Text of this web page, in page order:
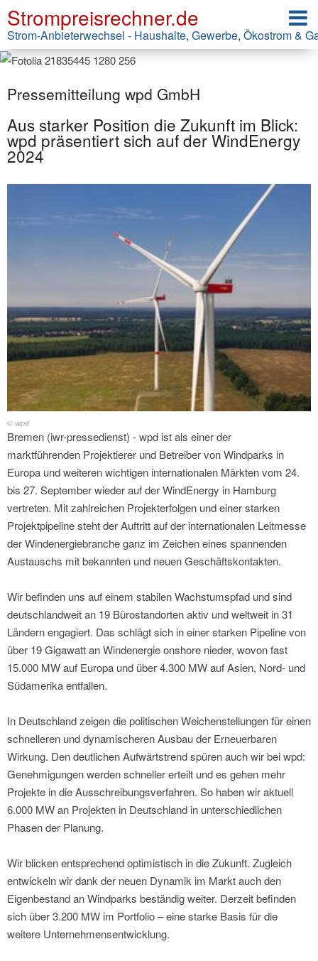
Strompreisrechner.de
Strom-Anbieterwechsel - Haushalte, Gewerbe, Ökostrom &
Pressemitteilung wpd GmbH
Aus starker Position die Zukunft im Blick:
wpd präsentiert sich auf der WindEnergy
2024
© wpd
Bremen (iwr-pressedienst) - wpd ist als einer der
marktführenden Projektierer und Betreiber von Windparks in
Europa und weiteren wichtigen internationalen Märkten vom 24.
bis 27. September wieder auf der WindEnergy in Hamburg
vertreten. Mit zahlreichen Projekterfolgen und einer starken
Projektpipeline steht der Auftritt auf der internationalen Leitmesse
der Windenergiebranche ganz im Zeichen eines spannenden
Austauschs mit bekannten und neuen Geschäftskontakten.
Wir befinden uns auf einem stabilen Wachstumspfad und sind
deutschlandweit an 19 Bürostandorten aktiv und weltweit in 31
Ländern engagiert. Das schlägt sich in einer starken Pipeline von
über 19 Gigawatt an Windenergie onshore nieder, wovon fast
15.000 MW auf Europa und über 4.300 MW auf Asien, Nord- und
Südamerika entfallen.
In Deutschland zeigen die politischen Weichenstellungen für einen
schnelleren und dynamischeren Ausbau der Erneuerbaren
Wirkung. Den deutlichen Aufwärtstrend spüren auch wir bei wpd:
Genehmigungen werden schneller erteilt und es gehen mehr
Projekte in die Ausschreibungsverfahren. So haben wir aktuell
6.000 MW an Projekten in Deutschland in unterschiedlichen
Phasen der Planung.
Wir blicken entsprechend optimistisch in die Zukunft. Zugleich
entwickeln wir dank der neuen Dynamik im Markt auch den
Eigenbestand an Windparks beständig weiter. Derzeit befinden
sich über 3.200 MW im Portfolio – eine starke Basis für die
weitere Unternehmensentwicklung.